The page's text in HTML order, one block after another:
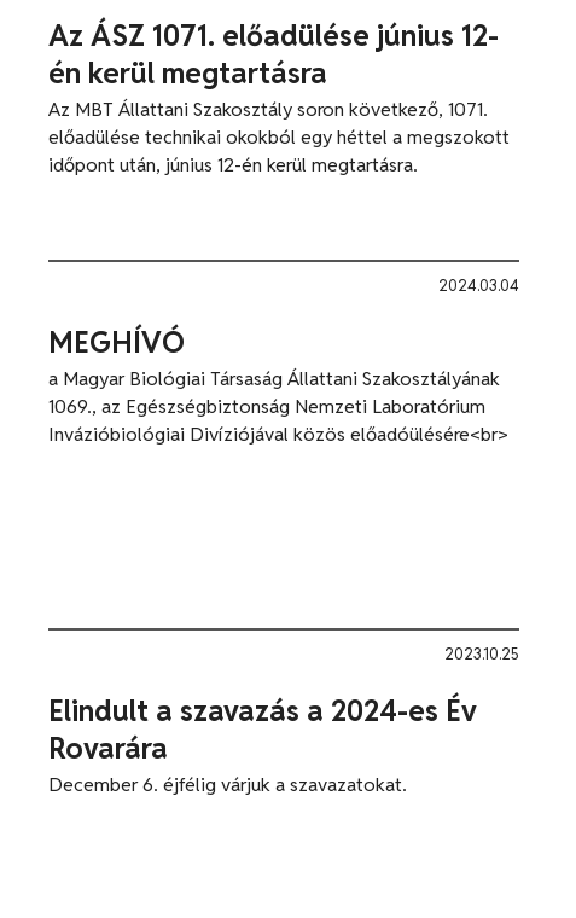
Az ÁSZ 1071. előadülése június 12-
én kerül megtartásra
Az MBT Állattani Szakosztály soron következő, 1071.
előadülése technikai okokból egy héttel a megszokott
időpont után, június 12-én kerül megtartásra.
MEGHÍVÓ
2024.03.04
a Magyar Biológiai Társaság Állattani Szakosztályának
1069., az Egészségbiztonság Nemzeti Laboratórium
Invázióbiológiai Divíziójával közös előadóülésére<br>
Elindult a szavazás a 2024-es Év
Rovarára
2023.10.25
December 6. éjfélig várjuk a szavazatokat.